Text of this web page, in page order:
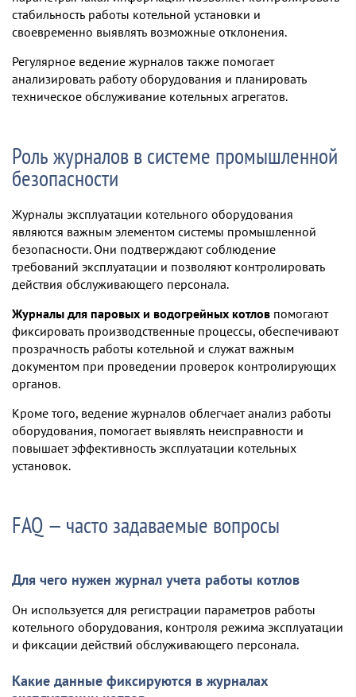
стабильность работы котельной установки и
своевременно выявлять возможные отклонения.
Регулярное ведение журналов также помогает
анализировать работу оборудования и планировать
техническое обслуживание котельных агрегатов.
Роль журналов в системе промышленной
безопасности
Журналы эксплуатации котельного оборудования
являются важным элементом системы промышленной
безопасности. Они подтверждают соблюдение
требований эксплуатации и позволяют контролировать
действия обслуживающего персонала.
Журналы для паровых и водогрейных котлов помогают
фиксировать производственные процессы, обеспечивают
прозрачность работы котельной и служат важным
документом при проведении проверок контролирующих
органов.
Кроме того, ведение журналов облегчает анализ работы
оборудования, помогает выявлять неисправности и
повышает эффективность эксплуатации котельных
установок.
FAQ — часто задаваемые вопросы
Для чего нужен журнал учета работы котлов
Он используется для регистрации параметров работы
котельного оборудования, контроля режима эксплуатации
и фиксации действий обслуживающего персонала.
Какие данные фиксируются в журналах